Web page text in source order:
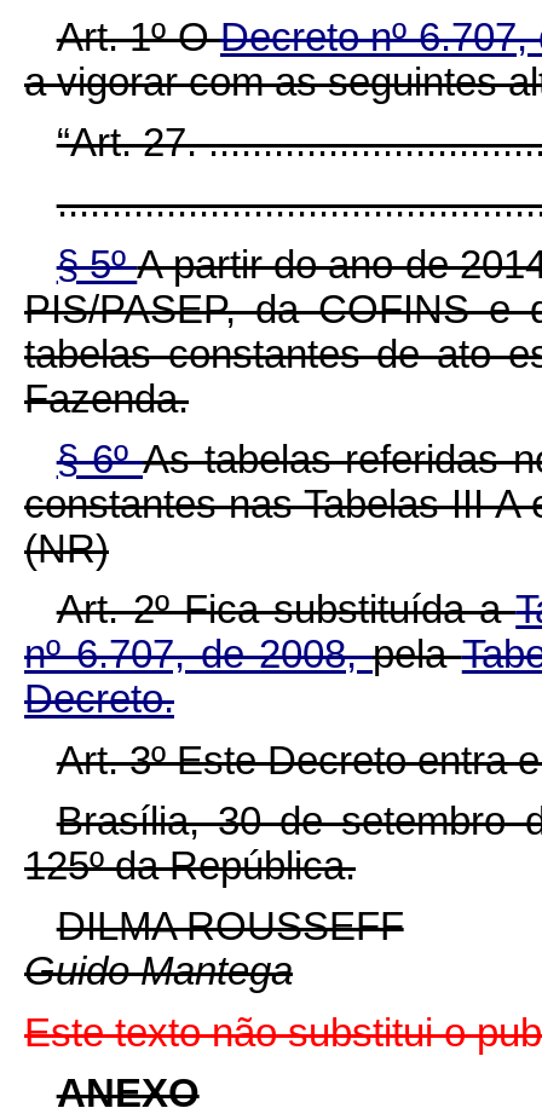
Art. 1º ODecreto nº
a vigorar com as seguintes
“Art. 27.
§ 5ºA partir do ano de
PIS/PASEP, da COFINS e
tabelas constantes de ato
Fazenda.
§ 6ºAs tabelas referidas
constantes nas Tabelas III A
(NR)
Art. 2º Fica substituída a
nº 6.707, de 2008,pela
Decreto.
Art. 3º Este Decreto entra
Brasília, 30 de setembro
125º da República.
DILMA ROUSSEFF
Guido Mantega
Este texto não substitui o
ANEXO